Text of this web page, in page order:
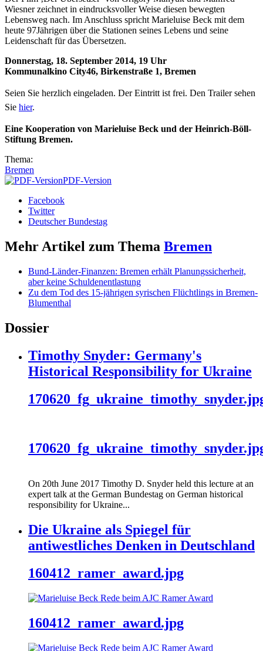
Wiesner zeichnet in eindrucksvoller Weise diesen bewegten
Lebensweg nach. Im Anschluss spricht Marieluise Beck mit dem
heute 97Jährigen über die Stationen seines Lebens und seine
Leidenschaft für das Übersetzen.
Donnerstag, 18. September 2014, 19 Uhr
Kommunalkino City46, Birkenstraße 1, Bremen
Seien Sie herzlich eingeladen. Der Eintritt ist frei. Den Trailer sehen
Sie hier.
Eine Kooperation von Marieluise Beck und der Heinrich-Böll-
Stiftung Bremen.
Thema:
Bremen
PDF-Version
Facebook
Twitter
Deutscher Bundestag
Mehr Artikel zum Thema Bremen
Bund-Länder-Finanzen: Bremen erhält Planungssicherheit,
aber keine Schuldenentlastung
Zu dem Tod des 15-jährigen syrischen Flüchtlings in Bremen-
Blumenthal
Dossier
Timothy Snyder: Germany's
Historical Responsibility for Ukraine
On 20th June 2017 Timothy D. Snyder held this lecture at an
expert talk at the German Bundestag on German historical
responsibility for Ukraine...
Die Ukraine als Spiegel für
antiwestliches Denken in Deutschland
160412_ramer_award.jpg
160412_ramer_award.jpg